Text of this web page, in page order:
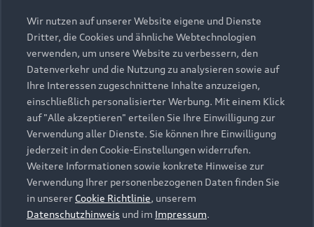
Alle Modelle
Modelle vergleichen
Elektromodelle
Plug-in-Hybride
Kaufen & leasen
Neuwagensuche
Gebrauchtwagensuche
Gebrauchtwagen
Finanzierung
Aktionen & Angebote
Geschäftskunden
Service & Zubehör
Saisonale Angebote
Audi Services
Garantie
Audi digital services
myAudi
Support
Kundenservice
Händlersuche
Audi Code
Über Audi
Unternehmen
Karriere
Wir nutzen auf unserer Website eigene und Dienste
Dritter, die Cookies und ähnliche Webtechnologien
verwenden, um unsere Website zu verbessern, den
Datenverkehr und die Nutzung zu analysieren sowie auf
Ihre Interessen zugeschnittene Inhalte anzuzeigen,
einschließlich personalisierter Werbung. Mit einem Klick
auf "Alle akzeptieren" erteilen Sie Ihre Einwilligung zur
Verwendung aller Dienste. Sie können Ihre Einwilligung
jederzeit in den Cookie-Einstellungen widerrufen.
Weitere Informationen sowie konkrete Hinweise zur
Verwendung Ihrer personenbezogenen Daten finden Sie
in unserer Cookie Richtlinie, unserem
Datenschutzhinweis und im Impressum.